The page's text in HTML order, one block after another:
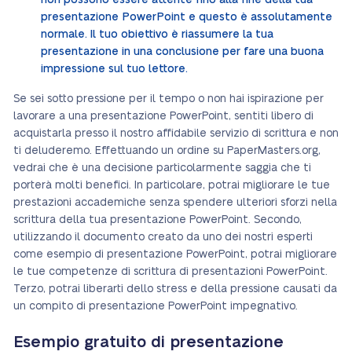
presentazione PowerPoint e questo è assolutamente
normale. Il tuo obiettivo è riassumere la tua
presentazione in una conclusione per fare una buona
impressione sul tuo lettore.
Se sei sotto pressione per il tempo o non hai ispirazione per
lavorare a una presentazione PowerPoint, sentiti libero di
acquistarla presso il nostro affidabile servizio di scrittura e non
ti deluderemo. Effettuando un ordine su PaperMasters.org,
vedrai che è una decisione particolarmente saggia che ti
porterà molti benefici. In particolare, potrai migliorare le tue
prestazioni accademiche senza spendere ulteriori sforzi nella
scrittura della tua presentazione PowerPoint. Secondo,
utilizzando il documento creato da uno dei nostri esperti
come esempio di presentazione PowerPoint, potrai migliorare
le tue competenze di scrittura di presentazioni PowerPoint.
Terzo, potrai liberarti dello stress e della pressione causati da
un compito di presentazione PowerPoint impegnativo.
Esempio gratuito di presentazione